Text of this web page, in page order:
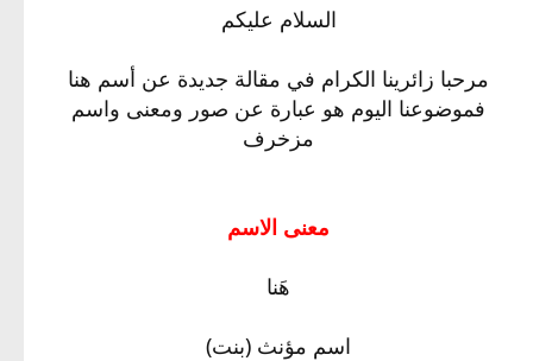
السلام عليكم
مرحبا زائرينا الكرام في مقالة جديدة عن أسم هنا
فموضوعنا اليوم هو عبارة عن صور ومعنى واسم
مزخرف
معنى الاسم
هَنا
اسم مؤنث (بنت)